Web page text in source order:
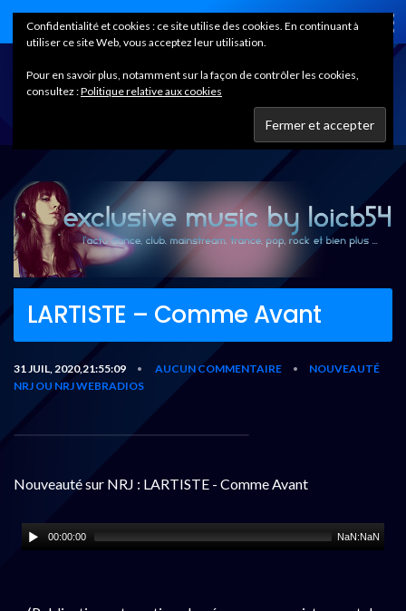
Home
LARTISTE – Comme Avant
31 JUIL, 2020,21:55:09 • AUCUN COMMENTAIRE •
NOUVEAUTÉ
NRJ OU NRJ WEBRADIOS
Nouveauté sur NRJ : LARTISTE - Comme Avant
00:00:00 NaN:NaN
Confidentialité et cookies : ce site utilise des cookies. En continuant à
utiliser ce site Web, vous acceptez leur utilisation.
Pour en savoir plus, notamment sur la façon de contrôler les cookies,
consultez :Politique relative aux cookies